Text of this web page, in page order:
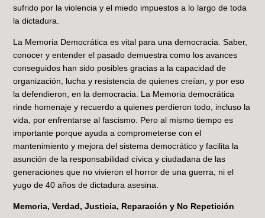
sufrido por la violencia y el miedo impuestos a lo largo de toda
la dictadura.
La Memoria Democrática es vital para una democracia. Saber,
conocer y entender el pasado demuestra como los avances
conseguidos han sido posibles gracias a la capacidad de
organización, lucha y resistencia de quienes creían, y por eso
la defendieron, en la democracia. La Memoria democrática
rinde homenaje y recuerdo a quienes perdieron todo, incluso la
vida, por enfrentarse al fascismo. Pero al mismo tiempo es
importante porque ayuda a comprometerse con el
mantenimiento y mejora del sistema democrático y facilita la
asunción de la responsabilidad cívica y ciudadana de las
generaciones que no vivieron el horror de una guerra, ni el
yugo de 40 años de dictadura asesina.
Memoria, Verdad, Justicia, Reparación y No Repetición